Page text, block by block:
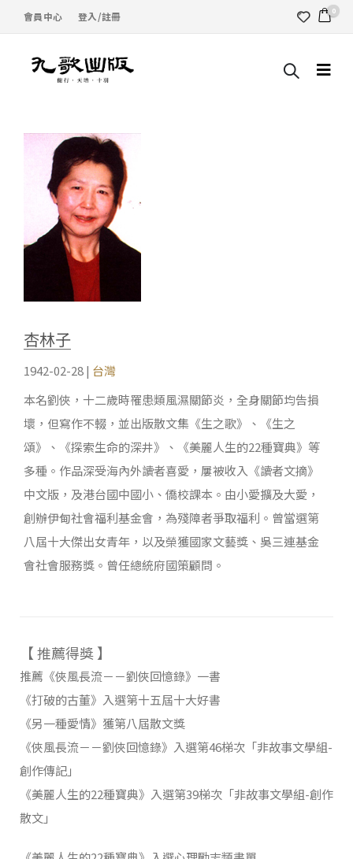
會員中心 登入/註冊 0
杏林子
1942-02-28 | 台灣
本名劉俠，十二歲時罹患類風濕關節炎，全身關節均告損
壞，但寫作不輟，並出版散文集《生之歌》、《生之
頌》、《探索生命的深井》、《美麗人生的22種寶典》等
多種。作品深受海內外讀者喜愛，屢被收入《讀者文摘》
中文版，及港台國中國小、僑校課本。由小愛擴及大愛，
創辦伊甸社會福利基金會，為殘障者爭取福利。曾當選第
八屆十大傑出女青年，以及榮獲國家文藝獎、吳三連基金
會社會服務獎。曾任總統府國策顧問。
【 推薦得獎 】
推薦《俠風長流－－劉俠回憶錄》一書
《打破的古董》入選第十五屆十大好書
《另一種愛情》獲第八屆散文獎
《俠風長流－－劉俠回憶錄》入選第46梯次「非故事文學組-
創作傳記」
《美麗人生的22種寶典》入選第39梯次「非故事文學組-創作
散文」